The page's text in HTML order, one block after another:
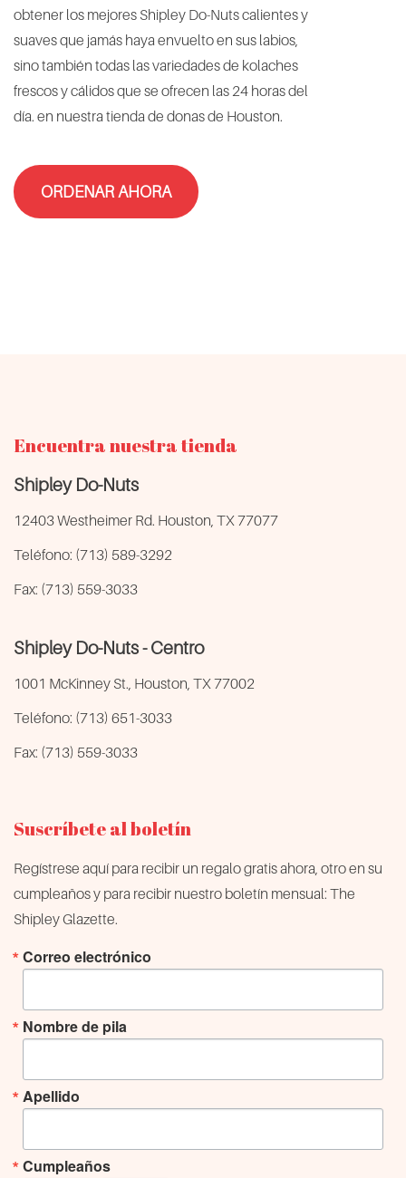
obtener los mejores Shipley Do-Nuts calientes y
suaves que jamás haya envuelto en sus labios,
sino también todas las variedades de kolaches
frescos y cálidos que se ofrecen las 24 horas del
día. en nuestra tienda de donas de Houston.
ORDENAR AHORA
Encuentra nuestra tienda
Shipley Do-Nuts
12403 Westheimer Rd. Houston, TX 77077
Teléfono: (713) 589-3292
Fax: (713) 559-3033
Shipley Do-Nuts - Centro
1001 McKinney St., Houston, TX 77002
Teléfono: (713) 651-3033
Fax: (713) 559-3033
Suscríbete al boletín
Regístrese aquí para recibir un regalo gratis ahora, otro en su
cumpleaños y para recibir nuestro boletín mensual: The
Shipley Glazette.
Correo electrónico
Nombre de pila
Apellido
Cumpleaños